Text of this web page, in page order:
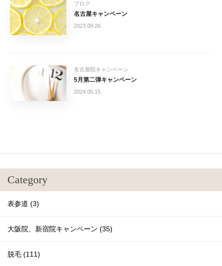
ブログ
名古屋キャンペーン
2023.09.26
名古屋院キャンペーン
5月第二弾キャンペーン
2024.05.15
Category
表参道 (3)
大阪院、新宿院キャンペーン (35)
脱毛 (111)